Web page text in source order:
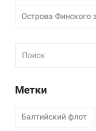
Острова Финского
Метки
Балтийский флот